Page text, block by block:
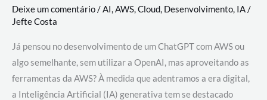
Deixe um comentário/AI,AWS,Cloud, Desenvolvimento, IA/
Jefte Costa
Já pensou no desenvolvimento de um ChatGPT com AWS ou
algo semelhante, sem utilizar a OpenAI, mas aproveitando as
ferramentas da AWS? À medida que adentramos a era digital,
a Inteligência Artificial (IA) generativa tem se destacado